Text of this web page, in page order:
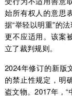
始所有权人的意思
据“举轻以明重”的
更不应适用。该案
立了裁判规则。
2024年修订的新版
的禁止性规定，明
盗文物。2017年，